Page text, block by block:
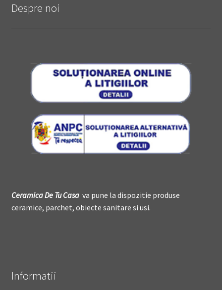
Despre noi
Ceramica DeTu Casava pune la dispozitie produse
ceramice, parchet, obiecte sanitare si usi.
Informatii